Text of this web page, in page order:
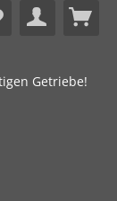
Getriebe!